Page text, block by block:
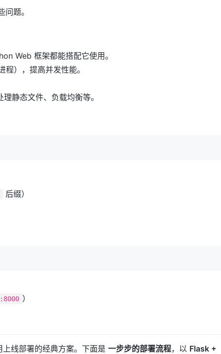
题。
Web 框架都能搭配它使用。
），提高并发性能。
静态文件、负载均衡等。
后缀）
）
线部署的经典方案。下面是 一步步的部署流程，以 Flask +